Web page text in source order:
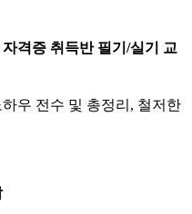
격증 취득반 필기/실기 교
우 전수 및 총정리, 철저한